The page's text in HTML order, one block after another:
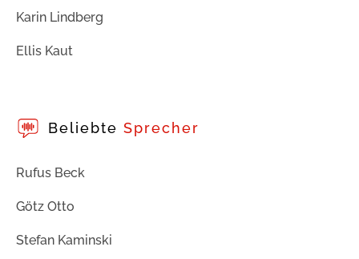
Karin Lindberg
Ellis Kaut
Beliebte Sprecher
Rufus Beck
Götz Otto
Stefan Kaminski